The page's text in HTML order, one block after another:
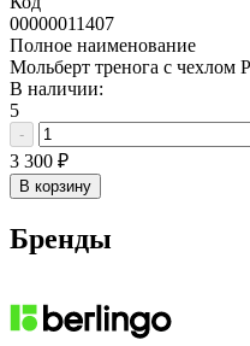
00000011407
Полное наименование
Мольберт тренога с чехлом
В наличии:
5
-
3 300 ₽
В корзину
Бренды